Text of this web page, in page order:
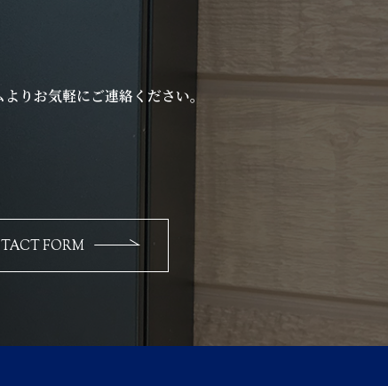
りお気軽にご連絡ください｡
FORM